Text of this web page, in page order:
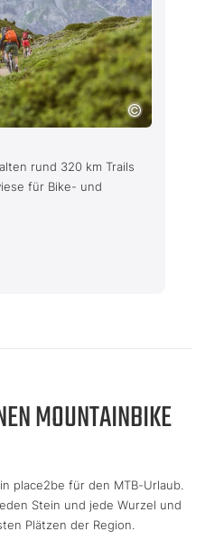
rund 320 km Trails
für Bike- und
MOUNTAINBIKE
place2be für den MTB-Urlaub.
Stein und jede Wurzel und
Plätzen der Region.